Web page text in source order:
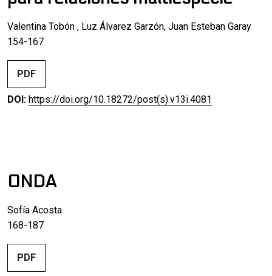
Valentina Tobón , Luz Álvarez Garzón, Juan Esteban Garay
154-167
PDF
DOI: https://doi.org/10.18272/post(s).v13i.4081
ONDA
Sofía Acosta
168-187
PDF